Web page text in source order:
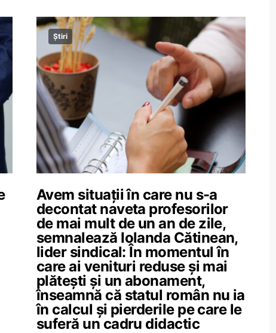
Știri
Avem situații în care nu s-a
decontat naveta profesorilor
de mai mult de un an de zile,
semnalează Iolanda Cătinean,
lider sindical: În momentul în
care ai venituri reduse și mai
plătești și un abonament,
înseamnă că statul român nu ia
în calcul și pierderile pe care le
suferă un cadru didactic